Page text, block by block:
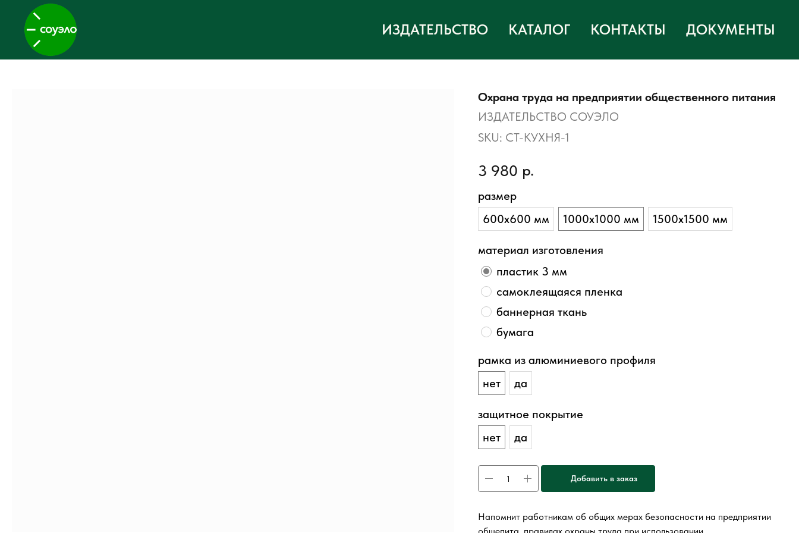
ИЗДАТЕЛЬСТВО КАТАЛОГ КОНТАКТЫ ДОКУМЕНТЫ
Охрана труда на предприятии общественного питания
ИЗДАТЕЛЬСТВО СОУЭЛО
SKU: СТ-КУХНЯ-1
3 980 р.
размер
600х600 мм
1000х1000 мм 1500х1500 мм
материал изготовления
пластик 3 мм
самоклеящаяся пленка
баннерная ткань
бумага
рамка из алюминиевого профиля
нет
да
защитное покрытие
нет
да
Добавить в заказ
Напомнит работникам об общих мерах безопасности на предприятии